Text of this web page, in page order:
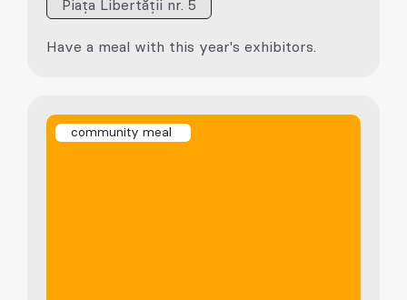
Piața Libertății nr. 5
Have a meal with this year's exhibitors.
community meal